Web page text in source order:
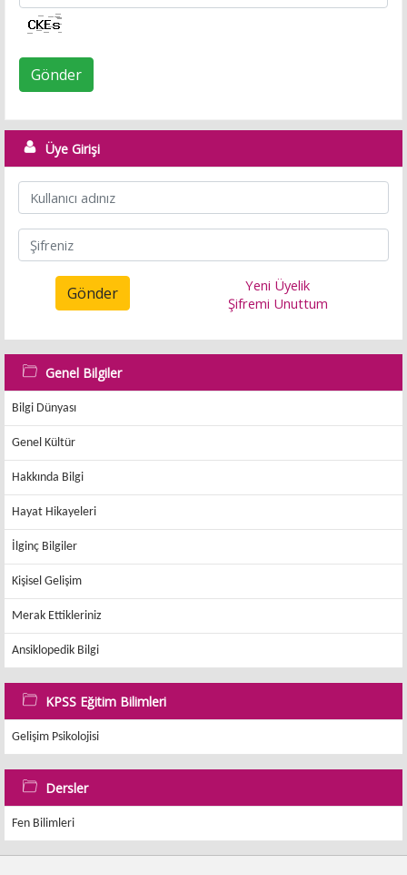
Gönder
Üye Girişi
Gönder
Yeni Üyelik
Şifremi Unuttum
Genel Bilgiler
Bilgi Dünyası
Genel Kültür
Hakkında Bilgi
Hayat Hikayeleri
İlginç Bilgiler
Kişisel Gelişim
Merak Ettikleriniz
Ansiklopedik Bilgi
KPSS Eğitim Bilimleri
Gelişim Psikolojisi
Dersler
Fen Bilimleri